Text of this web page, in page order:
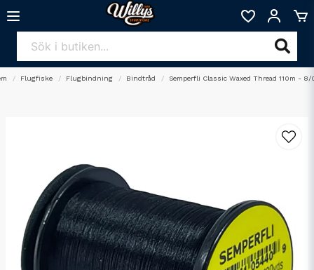
Flugfiske Flugbindning Bindtråd Semperfli Classic Waxed Thread 110m - 8/